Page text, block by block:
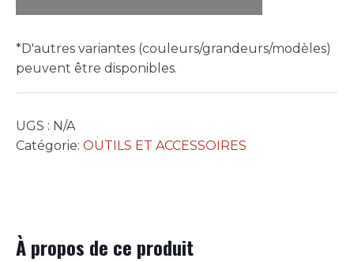
SPIRALE
*D'autres variantes (couleurs/grandeurs/modèles)
peuvent être disponibles.
UGS : N/A
Catégorie: OUTILS ET ACCESSOIRES
À propos de ce produit